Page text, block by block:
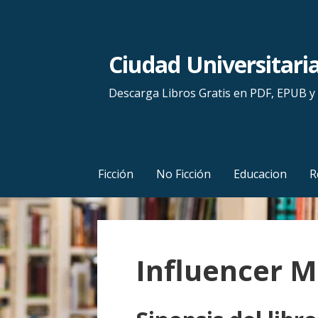
n
t
e
n
i
d
Ciudad
Descarga Libros Gratis en PDF, EPUB y
Ficción No Ficción Educacion
Influencer